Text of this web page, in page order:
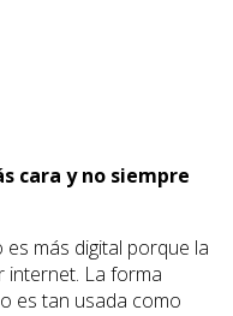
cara y no siempre
más digital porque la
internet. La forma
es tan usada como